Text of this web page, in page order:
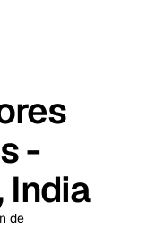
-
India
de